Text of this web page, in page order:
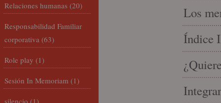
Los
Índice
Relaciones humanas (20)
Responsabilidad Familiar
corporativa (63)
Role play (1)
Sesión In Memoriam (1)
silencio (1)